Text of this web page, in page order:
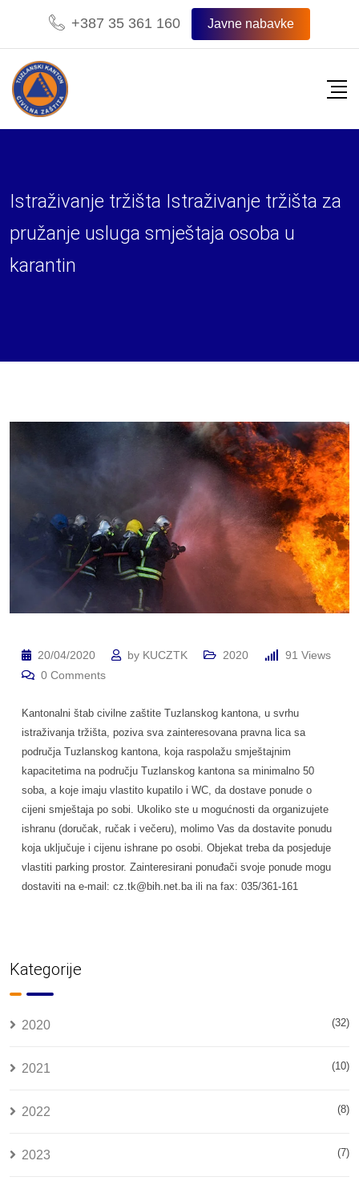
content
+387 35 361 160 Javne nabavke
Istraživanje tržišta Istraživanje tržišta za
pružanje usluga smještaja osoba u
karantin
20/04/2020 by KUCZTK 2020 91 Views
0 Comments
Kantonalni štab civilne zaštite Tuzlanskog kantona, u svrhu
istraživanja tržišta, poziva sva zainteresovana pravna lica sa
područja Tuzlanskog kantona, koja raspolažu smještajnim
kapacitetima na području Tuzlanskog kantona sa minimalno 50
soba, a koje imaju vlastito kupatilo i WC, da dostave ponude o
cijeni smještaja po sobi. Ukoliko ste u mogućnosti da organizujete
ishranu (doručak, ručak i večeru), molimo Vas da dostavite ponudu
koja uključuje i cijenu ishrane po osobi. Objekat treba da posjeduje
vlastiti parking prostor. Zainteresirani ponuđači svoje ponude mogu
dostaviti na e-mail: cz.tk@bih.net.ba ili na fax: 035/361-161
Kategorije
2020 (32)
2021 (10)
2022 (8)
2023 (7)